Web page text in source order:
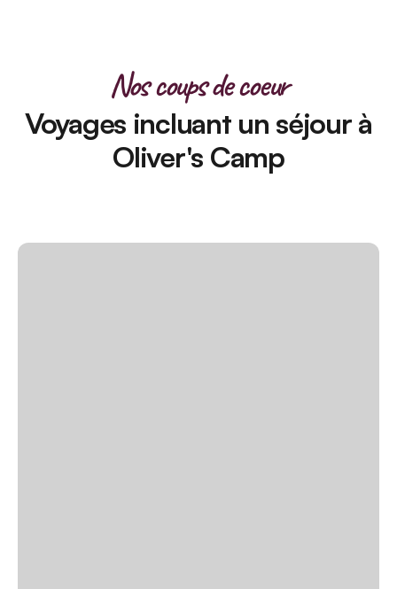
Nos coups de coeur
Voyages incluant un séjour à
Oliver's Camp